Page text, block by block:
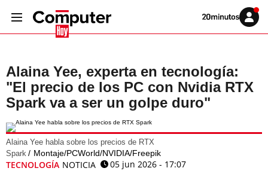
Volver
Iniciar
sesión
Alaina Yee, experta en tecnología:
"El precio de los PC con Nvidia RTX
Spark va a ser un golpe duro"
Alaina Yee habla sobre los precios de RTX
Spark
Montaje/PCWorld/NVIDIA/Freepik
TECNOLOGÍA NOTICIA
05 jun 2026 - 17:07